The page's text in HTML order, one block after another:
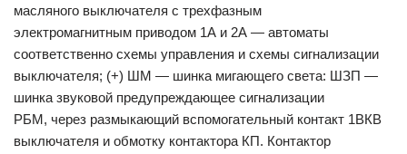
масляного выключателя с трехфазным
электромагнитным приводом 1А и 2А — автоматы
соответственно схемы управления и схемы сигнализации
выключателя; (+) ШМ — шинка мигающего света: ШЗП —
шинка звуковой предупреждающее сигнализации
РБМ, через размыкающий вспомогательный контакт 1ВКВ
выключателя и обмотку контактора КП. Контактор